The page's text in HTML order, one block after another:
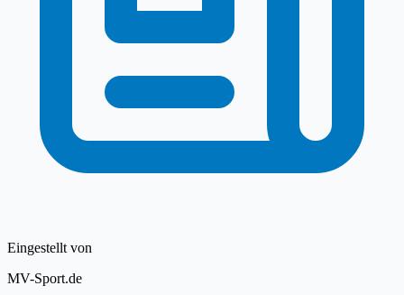
Eingestellt von
MV-Sport.de